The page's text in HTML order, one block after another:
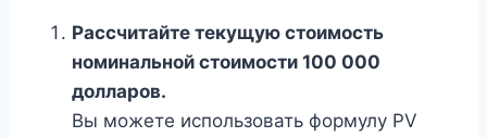
Рассчитайте текущую стоимость
номинальной стоимости 100 000
долларов.
Вы можете использовать формулу PV